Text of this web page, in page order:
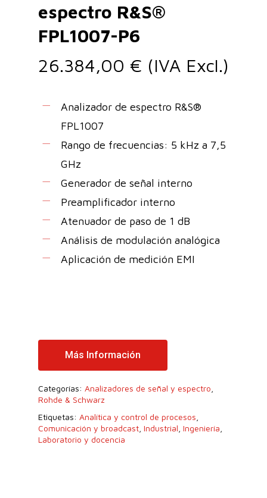
espectro R&S®
FPL1007-P6
26.384,00 € (IVA Excl.)
Analizador de espectro R&S®
FPL1007
Rango de frecuencias: 5 kHz a 7,5
GHz
Generador de señal interno
Preamplificador interno
Atenuador de paso de 1 dB
Análisis de modulación analógica
Aplicación de medición EMI
Más Información
Categorías: Analizadores de señal y espectro
Rohde & Schwarz
Etiquetas: Analítica y control de procesos
Comunicación y broadcast Industrial Ingeniería
Laboratorio y docencia